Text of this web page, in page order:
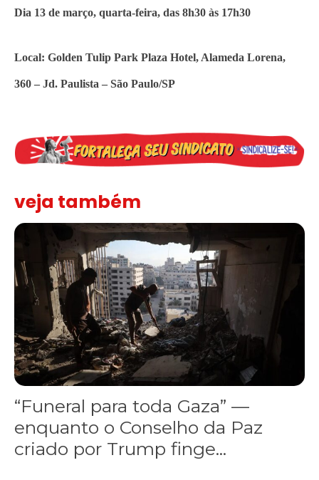
Dia 13 de março, quarta-feira, das 8h30 às 17h30
Local: Golden Tulip Park Plaza Hotel, Alameda Lorena,
360 – Jd. Paulista – São Paulo/SP
veja também
“Funeral para toda Gaza” — enquanto o Conselho da Paz
“Funeral para toda Gaza” —
enquanto o Conselho da Paz
criado por Trump finge...